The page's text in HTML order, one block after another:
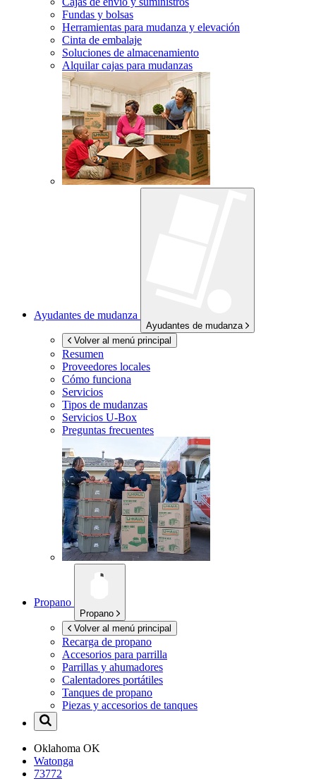
Fundas y bolsas
Herramientas para mudanza y elevación
Cinta de embalaje
Soluciones de almacenamiento
Alquilar cajas para mudanzas
Ayudantes de mudanza
Ayudantes de mudanza
Volver al menú principal
Resumen
Proveedores locales
Cómo funciona
Servicios
Tipos de mudanzas
Servicios U-Box
Preguntas frecuentes
Propano
Propano
Volver al menú principal
Recarga de propano
Accesorios para parrilla
Parrillas y ahumadores
Calentadores portátiles
Tanques de propano
Piezas y accesorios de tanques
Oklahoma OK
Watonga
73772